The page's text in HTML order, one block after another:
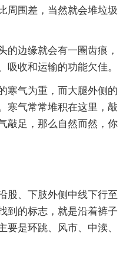
周围差，当然就会堆垃圾
的边缘就会有一圈齿痕，
吸收和运输的功能欠佳。
寒气为重，而大腿外侧的
寒气常常堆积在这里，敲
敲足，那么自然而然，你
股、下肢外侧中线下行至
到的标志，就是沿着裤子
要是环跳、风市、中渎、